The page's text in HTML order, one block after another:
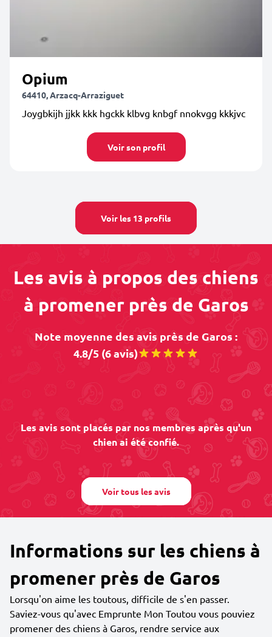
Opium
64410, Arzacq-Arraziguet
Joygbkijh jjkk kkk hgckk klbvg knbgf nnokvgg kkkjvc
Voir son profil
Voir les 13 profils
Les avis à propos des chiens
à promener près de Garos
Note moyenne des avis près de Garos :
4.8/5 (6 avis)
Les avis sont placés par nos membres après qu'un
chien ai été confié.
Voir tous les avis
Informations sur les chiens à
promener près de Garos
Lorsqu'on aime les toutous, difficile de s'en passer.
Saviez-vous qu'avec Emprunte Mon Toutou vous pouviez
promener des chiens à Garos, rendre service aux